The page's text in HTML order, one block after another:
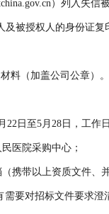
）列入失
及被授权人的身份证复
材料（加盖公司公章）。
22 日至5月 28 日 ， 工作
医院采购中心 ；
携带以上资质文件、
需要对招标文件要求澄